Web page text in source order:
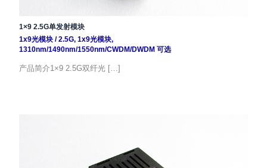
1×9 2.5G单发射模块
1x9光模块/2.5G, 1x9光模块,
1310nm/1490nm/1550nm/CWDM/DWDM 可选
产品简介1×9 2.5G双纤光 […]